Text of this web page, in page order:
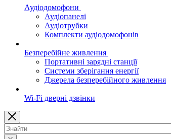
Аудіодомофони
Аудіопанелі
Аудіотрубки
Комплекти аудіодомофонів
Безперебійне живлення
Портативні зарядні станції
Системи зберігання енергії
Джерела безперебійного живлення
Wi-Fi дверні дзвінки